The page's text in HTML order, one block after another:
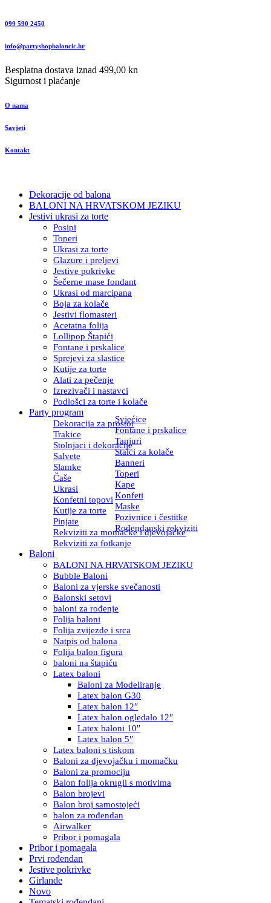
099 590 2450
info@partyshopbaloncic.hr
Besplatna dostava iznad 499,00 kn
Sigurnost i plaćanje
O nama
Savjeti
Kontakt
Dekoracije od balona
BALONI NA HRVATSKOM JEZIKU
Jestivi ukrasi za torte
Posipi
Toperi
Ukrasi za torte
Glazure i preljevi
Jestive pokrivke
Šečerne mase fondant
Ukrasi od marcipana
Boja za kolače
Jestivi flomasteri
Acetatna folija
Lollipop Štapići
Fontane i prskalice
Sprejevi za slastice
Kutije za torte
Alati za pečenje
Izrezivači i nastavci
Podlošci za torte i kolače
Party program
Dekoracija za prostor
Svjećice
Trakice
Fontane i prskalice
Stolnjaci i dekoracije
Tanjuri
Salvete
Stalci za kolače
Slamke
Banneri
Čaše
Toperi
Ukrasi
Kape
Konfetni topovi Konfeti
Kutije za torte
Maske
Pinjate
Pozivnice i čestitke
Rekviziti za momačke i djevojačke
Rođendanski rekviziti
Rekviziti za fotkanje
Baloni
BALONI NA HRVATSKOM JEZIKU
Bubble Baloni
Baloni za vjerske svečanosti
Balonski setovi
baloni za rođenje
Folija baloni
Folija zvijezde i srca
Natpis od balona
Folija balon figura
baloni na štapiću
Latex baloni
Baloni za Modeliranje
Latex balon G30
Latex balon 12″
Latex balon ogledalo 12″
Latex baloni 10″
Latex balon 5″
Latex baloni s tiskom
Baloni za djevojačku i momačku
Baloni za promociju
Balon folija okrugli s motivima
Balon brojevi
Balon broj samostojeći
balon za rođendan
Airwalker
Pribor i pomagala
Pribor i pomagala
Prvi rođendan
Jestive pokrivke
Girlande
Novo